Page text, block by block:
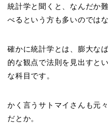
統計学と聞くと、なんだか
べるという方も多いのでは
確かに統計学とは、膨大な
的な観点で法則を見出すと
な科目です。
かく言うサトマイさんも元
だとか。